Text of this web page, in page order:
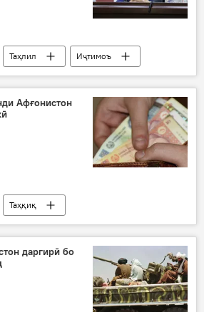
Таҳлил
Иҷтимоъ
Амният ва мудофиа
Раҳимзода
Афғонистон
Таҳқиқ
Афғонистон
пулҳои қалбакӣ
Хатлон
даргирӣ бо